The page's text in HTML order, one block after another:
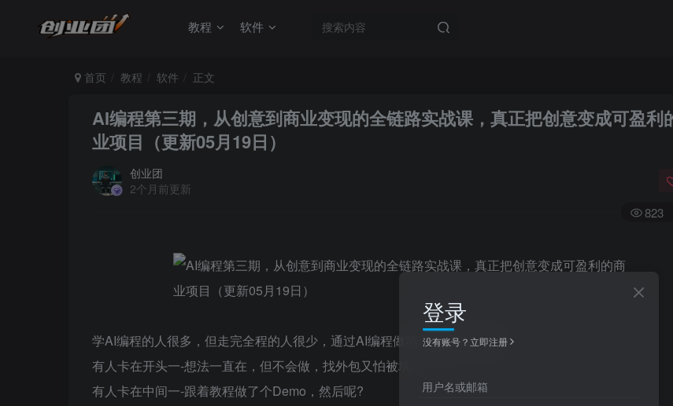
教程 软件
首页 教程 软件 正文
AI编程第三期，从创意到商业变现的全链路实战课，真正把创意变成可盈利
业项目（更新05月19日）
创业团
2个月前更新
823
学AI编程的人很多，但走完全程的人很少，通过AI编程做项目賺钱的人更少。
有人卡在开头一-想法一直在，但不会做，找外包又怕被坑。
有人卡在中间一-跟着教程做了个Demo，然后呢?
登录
没有账号？立即注册
用户名或邮箱